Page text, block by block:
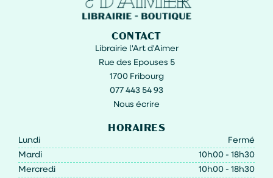
CONTACT
Librairie l'Art d'Aimer
Rue des Epouses 5
1700 Fribourg
077 443 54 93
Nous écrire
HORAIRES
Lundi
Fermé
Mardi
10h00 - 18h30
Mercredi
10h00 - 18h30